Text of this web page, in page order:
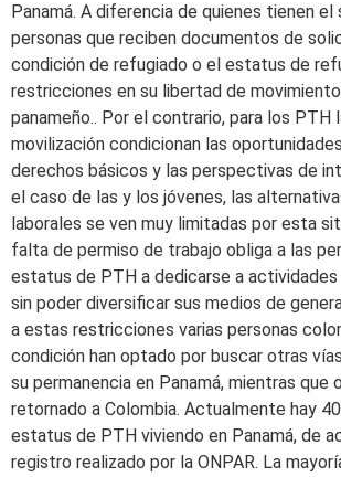
Panamá. A diferencia de quienes tienen
personas que reciben documentos de
condición de refugiado o el estatus de
restricciones en su libertad de
panameño.. Por el contrario, para los PTH
movilización condicionan las
derechos básicos y las perspectivas de
el caso de las y los jóvenes, las
laborales se ven muy limitadas por esta
falta de permiso de trabajo obliga a las
estatus de PTH a dedicarse a
sin poder diversificar sus medios de
a estas restricciones varias personas
condición han optado por buscar otras
su permanencia en Panamá, mientras que
retornado a Colombia. Actualmente hay
estatus de PTH viviendo en Panamá, de
registro realizado por la ONPAR. La